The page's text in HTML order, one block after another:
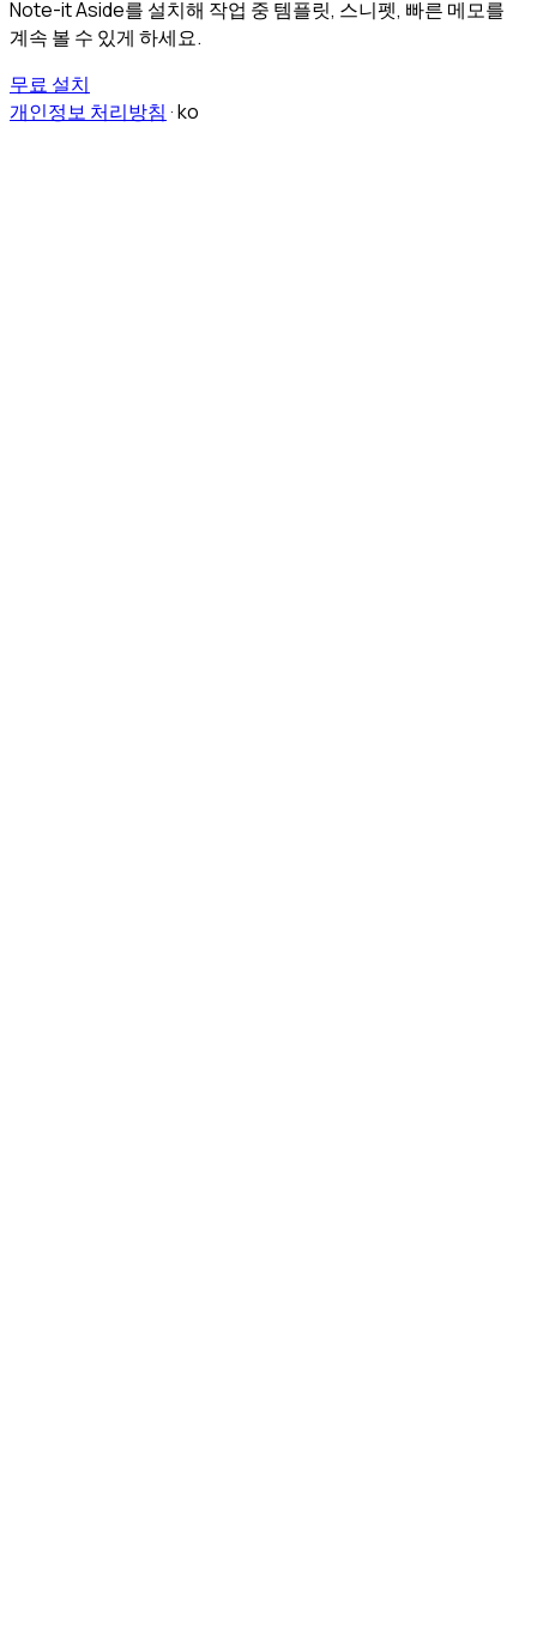
Note-it Aside를 설치해 작업 중 템플릿, 스니펫, 빠른 메모를
계속 볼 수 있게 하세요.
무료 설치
개인정보 처리방침 ·ko